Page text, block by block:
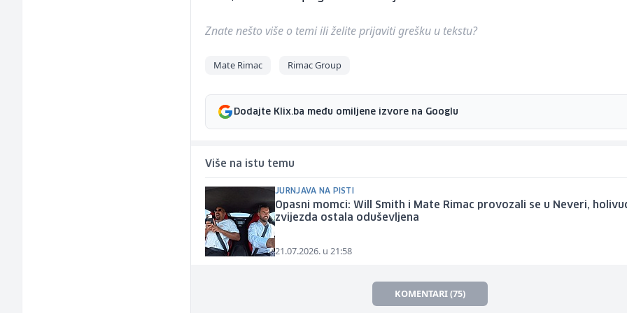
Znate nešto više o temi ili želite prijaviti grešku u tekstu?
Mate Rimac Rimac Group
Dodajte Klix.ba među omiljene izvore na Googlu
Više na istu temu
JURNJAVA NA PISTI
Opasni momci: Will Smith i Mate Rimac provozali se u Neveri,
zvijezda ostala oduševljena
21.07.2026. u 21:58
KOMENTARI (75)